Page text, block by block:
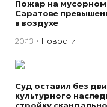
Пожар на мусорном
Саратове
в воздухе
20:13 Новости
Суд оставил без
культурного